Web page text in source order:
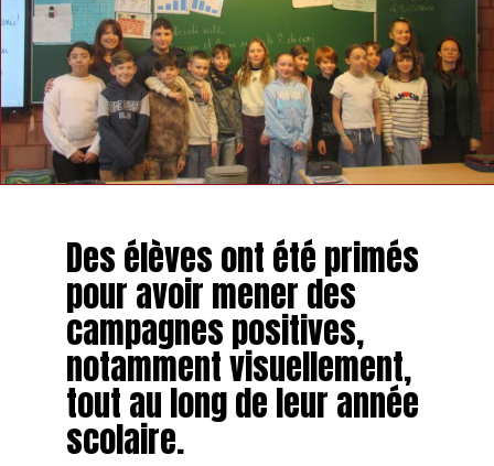
Des élèves ont été primés
pour avoir mener des
campagnes positives,
notamment visuellement,
tout au long de leur année
scolaire.